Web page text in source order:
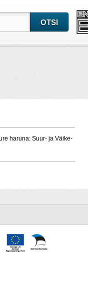
haruna: Suur- ja Väike-